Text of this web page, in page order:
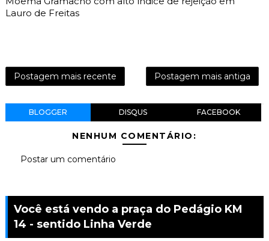
Lauro de Freitas
Postagem mais recente Postagem mais antiga
BLOGGER DISQUS FACEBOOK
NENHUM COMENTÁRIO:
Postar um comentário
Você está vendo a praça do Pedágio KM
14 - sentido Linha Verde